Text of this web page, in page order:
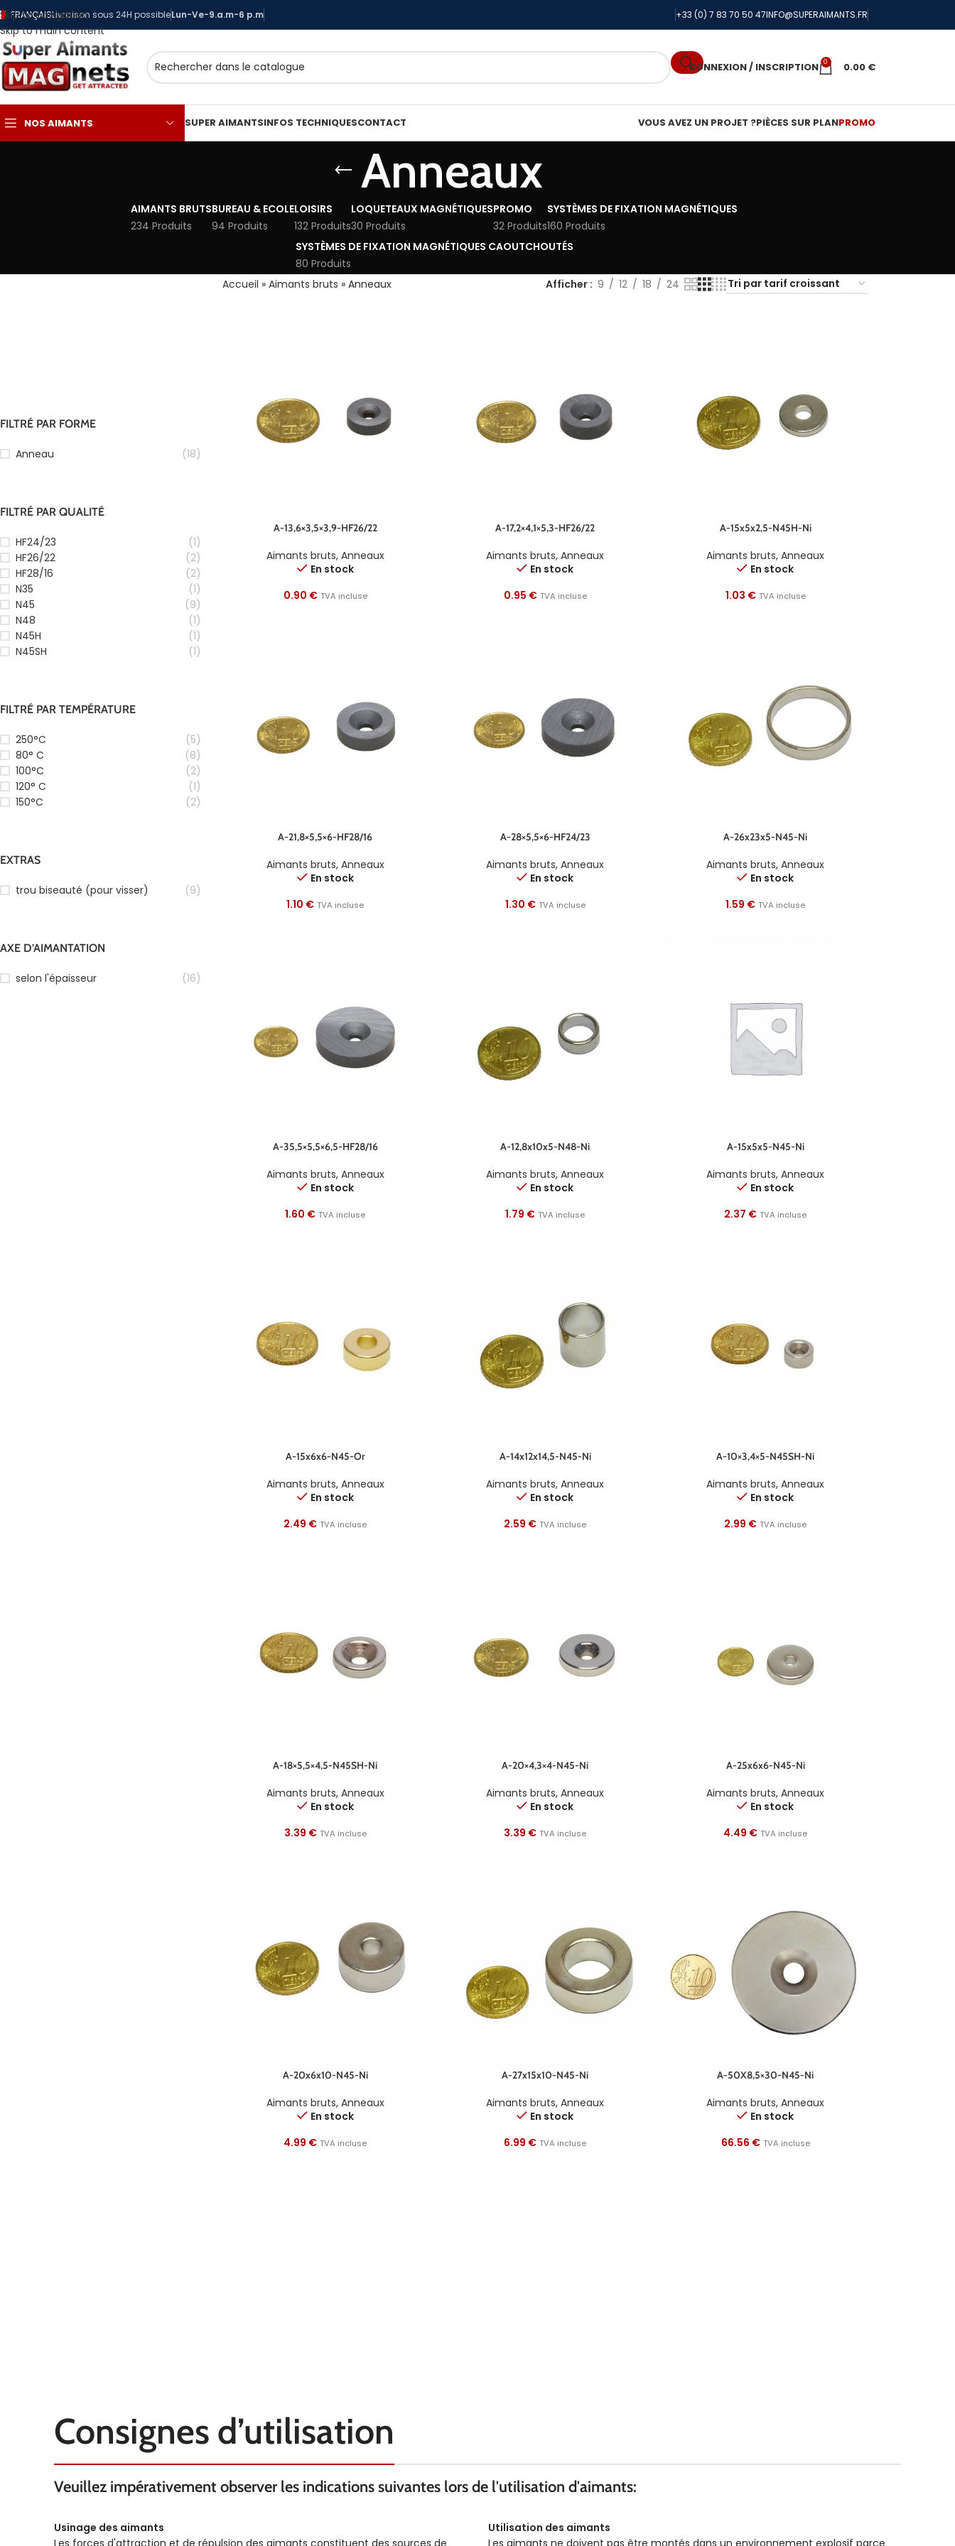
Skip to navigation
Skip to main content
FRANÇAISLivraison sous 24H possibleLun-Ve-9.a.m-6 p.m +33 (0) 7 83 70 50 47INFO@SUPERAIMANTS.FR
CONNEXION / INSCRIPTION 0 0.00 €
NOS AIMANTS SUPER AIMANTSINFOS TECHNIQUESCONTACT VOUS AVEZ UN PROJET ?PIÈCES SUR PLANPROMO
Anneaux
AIMANTS BRUTS
234 Produits
BUREAU & ECOLE
94 Produits
LOISIRS
132 Produits
LOQUETEAUX MAGNÉTIQUES
30 Produits
PROMO
32 Produits
SYSTÈMES DE FIXATION MAGNÉTIQUES
160 Produits
SYSTÈMES DE FIXATION MAGNÉTIQUES CAOUTCHOUTÉS
80 Produits
FILTRÉ PAR FORME
Anneau (18)
FILTRÉ PAR QUALITÉ
HF24/23
(1)
HF26/22
(2)
HF28/16
(2)
N35
(1)
N45
(9)
N48
(1)
N45H
(1)
N45SH
(1)
FILTRÉ PAR TEMPÉRATURE
250°C
(5)
80° C
(8)
100°C
(2)
120° C
(1)
150°C
(2)
EXTRAS
trou biseauté (pour visser) (9)
AXE D’AIMANTATION
selon l'épaisseur (16)
Accueil » Aimants bruts » Anneaux Afficher 9 12 18 24
A-13,6×3,5×3,9-HF26/22
Aimants bruts, Anneaux
En stock
0.90 € TVA incluse
A-17,2×4,1×5,3-HF26/22
Aimants bruts,Anneaux
En stock
0.95 € TVA incluse
A-15x5x2,5-N45H-Ni
Aimants bruts,Anneaux
En stock
1.03 € TVA incluse
A-21,8×5,5×6-HF28/16
Aimants bruts, Anneaux
En stock
1.10 € TVA incluse
A-28×5,5×6-HF24/23
Aimants bruts,Anneaux
En stock
1.30 € TVA incluse
A-26x23x5-N45-Ni
Aimants bruts,Anneaux
En stock
1.59 € TVA incluse
A-35,5×5,5×6,5-HF28/16
Aimants bruts, Anneaux
En stock
1.60 € TVA incluse
A-12,8x10x5-N48-Ni
Aimants bruts,Anneaux
En stock
1.79 € TVA incluse
A-15x5x5-N45-Ni
Aimants bruts,Anneaux
En stock
2.37 € TVA incluse
A-15x6x6-N45-Or
Aimants bruts, Anneaux
En stock
2.49 € TVA incluse
A-14x12x14,5-N45-Ni
Aimants bruts,Anneaux
En stock
2.59 € TVA incluse
A-10×3,4×5-N45SH-Ni
Aimants bruts,Anneaux
En stock
2.99 € TVA incluse
A-18×5,5×4,5-N45SH-Ni
Aimants bruts, Anneaux
En stock
3.39 € TVA incluse
A-20×4,3×4-N45-Ni
Aimants bruts,Anneaux
En stock
3.39 € TVA incluse
A-25x6x6-N45-Ni
Aimants bruts,Anneaux
En stock
4.49 € TVA incluse
A-20x6x10-N45-Ni
Aimants bruts, Anneaux
En stock
4.99 € TVA incluse
A-27x15x10-N45-Ni
Aimants bruts,Anneaux
En stock
6.99 € TVA incluse
A-50X8,5×30-N45-Ni
Aimants bruts,Anneaux
En stock
66.56 € TVA incluse
Consignes d’utilisation
Veuillez impérativement observer les indications suivantes lors de l'utilisation d'aimants:
Usinage des aimants
Les forces d'attraction et de répulsion des aimants constituent des sources de
Utilisation des aimants
Les aimants ne doivent pas être montés dans un environnement explosif parce